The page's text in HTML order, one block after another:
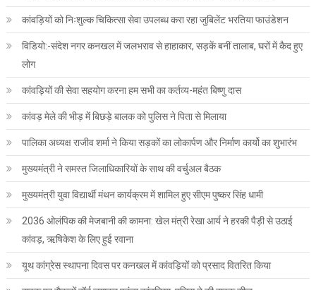
कांवड़ियों को निःशुल्क चिकित्सा सेवा उपलब्ध करा रहा जुबिलेंट भरतिया फाउंडेशन
विडियो:-संदेश नगर कनखल में जलभराव से हाहाकार, सड़कें बनीं तालाब, घरों में कैद हुए
लोग
कांवड़ियों की सेवा सहयोग करना हम सभी का कर्तव्य-महंत बिष्णु दास
कांवड़ मेले की भीड़ में बिछड़े बालक को पुलिस ने पिता से मिलाया
पालिका अध्यक्ष राजीव शर्मा ने किया सड़कों का लोकार्पण और निर्माण कार्यो का शुभारंभ
मुख्यमंत्री ने समस्त जिलाधिकारियों के साथ की वर्चुअल बैठक
मुख्यमंत्री युवा विद्यार्थी मंथन कार्यक्रम में शामिल हुए सीएम पुष्कर सिंह धामी
2036 ओलंपिक की मेजबानी की कामना: खेल मंत्री रेखा आर्य ने हरकी पैड़ी से उठाई
कांवड़, ऋषिकेश के लिए हुई रवाना
यूथ कांग्रेस स्थापना दिवस पर कनखल में कांवड़ियों को प्रसाद वितरित किया